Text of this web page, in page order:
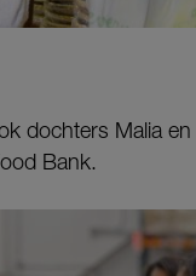
dochters Malia
Bank.